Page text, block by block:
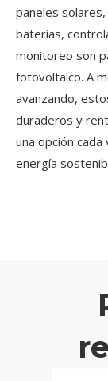
paneles
baterías,
monitoreo son
fotovoltaico. A
avanzando,
duraderos y
una opción
energía